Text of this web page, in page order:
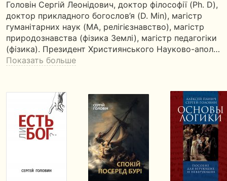
Головін Сергій Леонідович, доктор філософії (Ph. D),
доктор прикладного богослов’я (D. Min), магістр
гуманітарних наук (MA, релігієзнавство), магістр
природознавства (фізика Землі), магістр педагогіки
(фізика). Президент Християнського Науково-апол…
Показать больше